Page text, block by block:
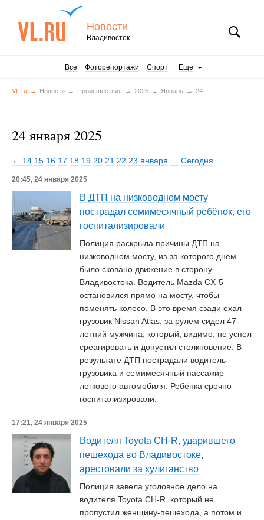
Новости
Владивосток
Все Фоторепортажи Спорт Еще
VL.ru Новости Происшествия 2025 Январь 24
24 января 2025
← 14 15 16 17 18 19 20 21 22 23 января Сегодня
20:45, 24 января 2025
В ДТП на низководном мосту
пострадал семимесячный ребёнок, его
госпитализировали
Полиция раскрыла причины ДТП на
низководном мосту, из-за которого днём
было сковано движение в сторону
Владивостока. Водитель Mazda CX-5
остановился прямо на мосту, чтобы
поменять колесо. В это время сзади ехал
грузовик Nissan Atlas, за рулём сидел 47-
летний мужчина, который, видимо, не успел
среагировать и допустил столкновение. В
результате ДТП пострадали водитель
грузовика и семимесячный пассажир
легкового автомобиля. Ребёнка срочно
госпитализировали.
17:21, 24 января 2025
Водителя Toyota CH-R, ударившего
пешехода во Владивостоке,
арестовали за хулиганство
Полиция завела уголовное дело на
водителя Toyota CH-R, который не
пропустил женщину-пешехода, а потом и